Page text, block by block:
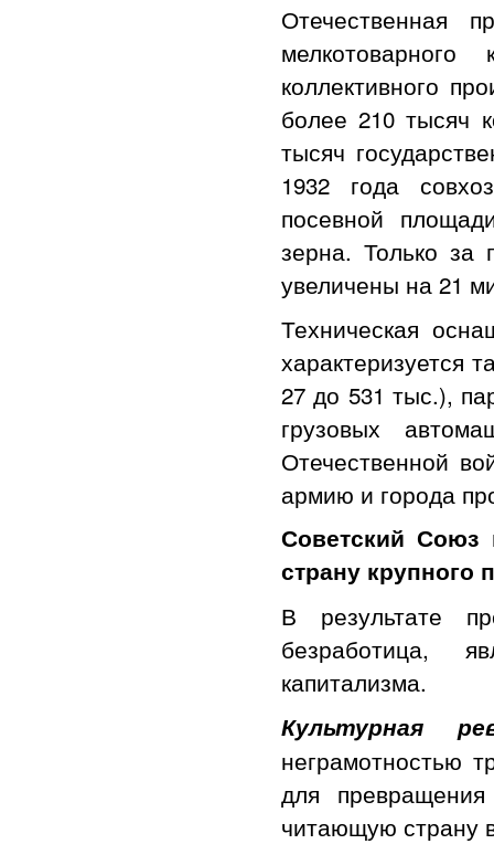
Отечественная
коллективного
более 210 тысяч
тысяч
1932 года
посевной
зерна. Только за
увеличены на 21
Техническая
характеризуется
27 до 531 тыс.),
грузовых
Отечественной
армию и города
Советский Союз
страну крупного
В результате
безработица,
капитализма.
Культурная
неграмотностью
для
читающую страну